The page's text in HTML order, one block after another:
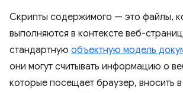
Скрипты содержимого — это файлы,
выполняются в контексте веб-
стандартную объектную модель
они могут считывать информацию о
которые посещает браузер, вносить